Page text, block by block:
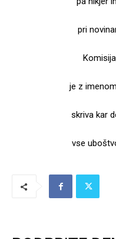
pri
je z
skriva kar
vse